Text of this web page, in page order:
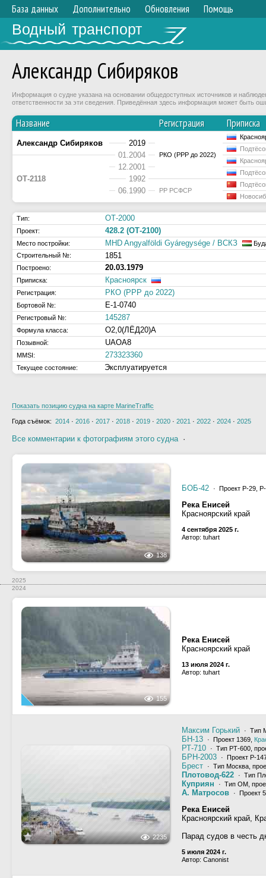
База данных Дополнительно Обновления Помощь
Водный транспорт
Александр Сибиряков
Информация о судне указана на основании общедоступных источников и
ответственности за эти сведения. Приведённая здесь информация может быть
Название Регистрация Приписка
Александр Сибиряков 2019
РКО (РРР до 2022)
01.2004
ОТ-2118
12.2001
1992
06.1990 РР РСФСР
Тип: ОТ-2000
Проект: 428.2 (ОТ-2100)
Место постройки: MHD Angyalföldi Gyáregysége / ВСКЗ
Строительный №:
1851
Построено: 20.03.1979
Приписка: Красноярск
Регистрация: РКО (РРР до 2022)
Бортовой №: Е-1-0740
Регистровый №: 145287
Формула класса: О2,0(ЛЁД20)А
Позывной: UAOA8
MMSI: 273323360
Текущее состояние: Эксплуатируется
Показать позицию судна на карте MarineTraffic
Года съёмок: 2014 · 2016 · 2017 · 2018 · 2019 · 2020 · 2021 · 2022 · 2024 · 2025
Все комментарии к фотографиям этого судна·
138
БОБ-42 · Проект Р-29,
Река Енисей
Красноярский край
4 сентября 2025 г.
Автор: tuhart
2025
2024
155
Река Енисей
Красноярский край
13 июля 2024 г.
Автор: tuhart
2235
Максим Горький · Тип
БН-13 · Проект 1369,
РТ-710 · Тип РТ-600,
БРН-2003 · Проект Р-
Брест · Тип Москва,
Плотовод-622 · Тип
Куприян · Тип ОМ,
А. Матросов · Проект
Река Енисей
Красноярский край,
Парад судов в честь
5 июля 2024 г.
Автор: Canonist